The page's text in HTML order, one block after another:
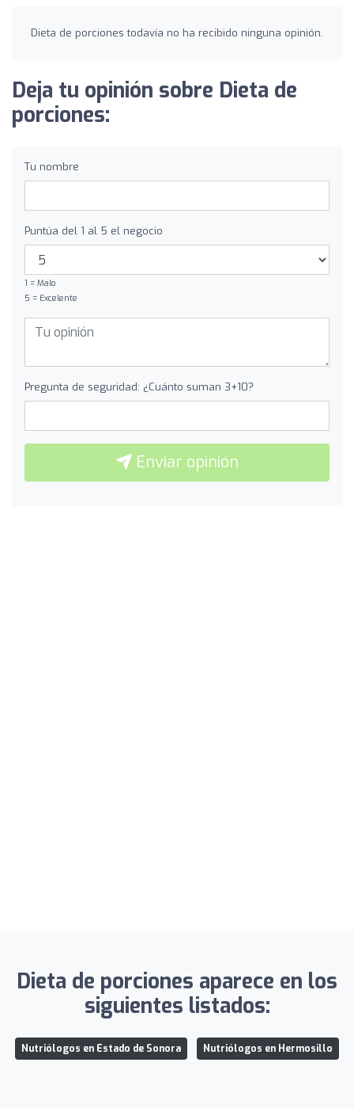
Dieta de porciones todavía no ha recibido ninguna opinión.
Deja tu opinión sobre Dieta de
porciones:
Tu nombre
Puntúa del 1 al 5 el negocio
1 = Malo
5 = Excelente
Pregunta de seguridad: ¿Cuánto suman 3+10?
Enviar opinión
Dieta de porciones aparece en los
siguientes listados:
Nutriólogos en Estado de Sonora Nutriólogos en Hermosillo